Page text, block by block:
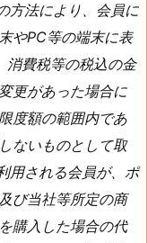
方法により、会員に
やPC等の端末に表
消費税等の税込の金
更があった場合に
度額の範囲内であ
ないものとして取
用される会員が、ポ
び当社等所定の商
購入した場合の代